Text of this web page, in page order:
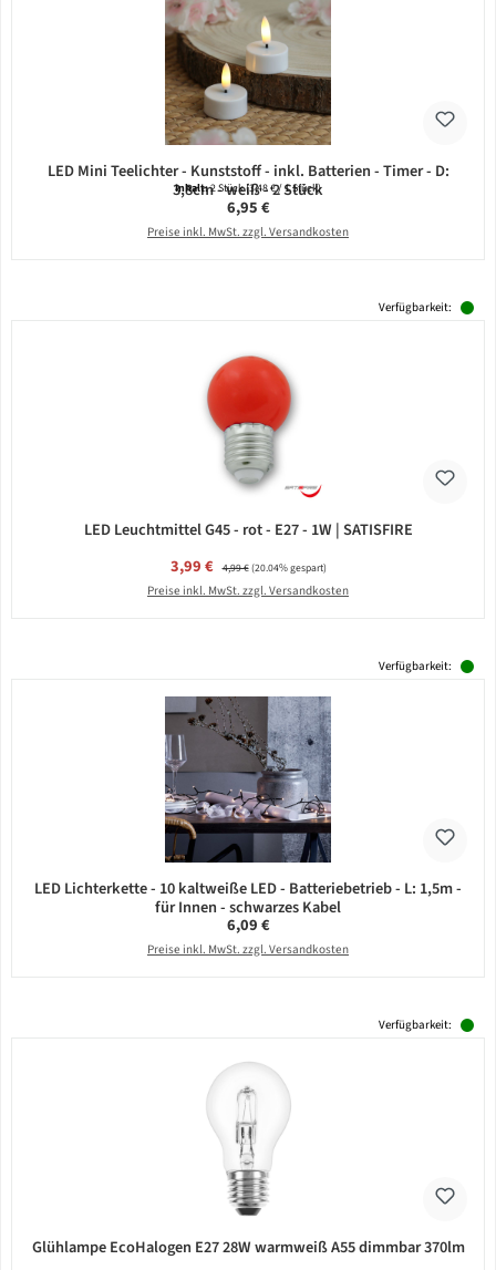
LED Mini Teelichter - Kunststoff - inkl. Batterien - Timer - D:
3,8cm - weiß - 2 Stück
Inhalt:2 Stück(3,48 € / 1 Stück)
Regulärer Preis:
6,95 €
Preise inkl. MwSt. zzgl. Versandkosten
Verfügbarkeit:
LED Leuchtmittel G45 - rot - E27 - 1W | SATISFIRE
Verkaufspreis:
3,99 € Regulärer Preis:
4,99 €(20.04% gespart)
Preise inkl. MwSt. zzgl. Versandkosten
Verfügbarkeit:
LED Lichterkette - 10 kaltweiße LED - Batteriebetrieb - L: 1,5m -
für Innen - schwarzes Kabel
Regulärer Preis:
6,09 €
Preise inkl. MwSt. zzgl. Versandkosten
Verfügbarkeit:
Glühlampe EcoHalogen E27 28W warmweiß A55 dimmbar 370lm